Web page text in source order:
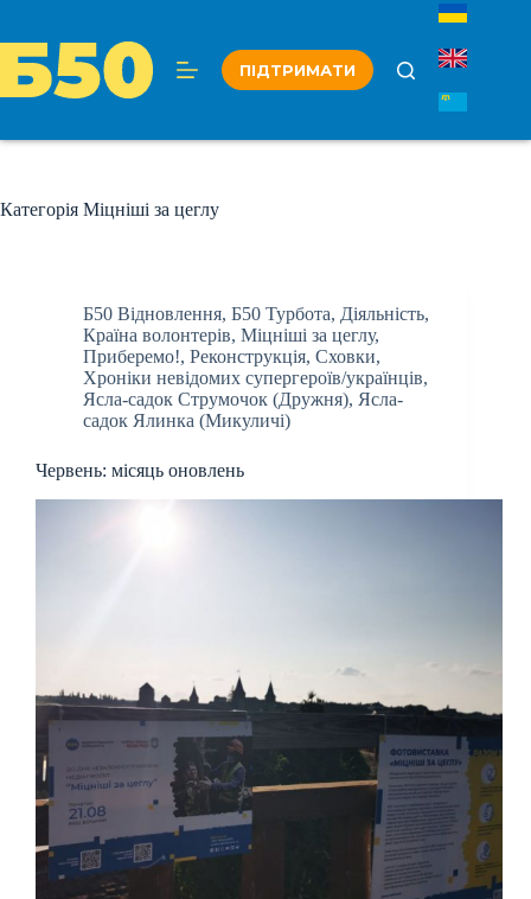
вмісту
ПІДТРИМАТИ
Категорія Міцніші за цеглу
Б50 Відновлення, Б50 Турбота, Діяльність,
Країна волонтерів, Міцніші за цеглу,
Приберемо!, Реконструкція, Сховки,
Хроніки невідомих супергероїв/українців,
Ясла-садок Струмочок (Дружня), Ясла-
садок Ялинка (Микуличі)
Червень: місяць оновлень